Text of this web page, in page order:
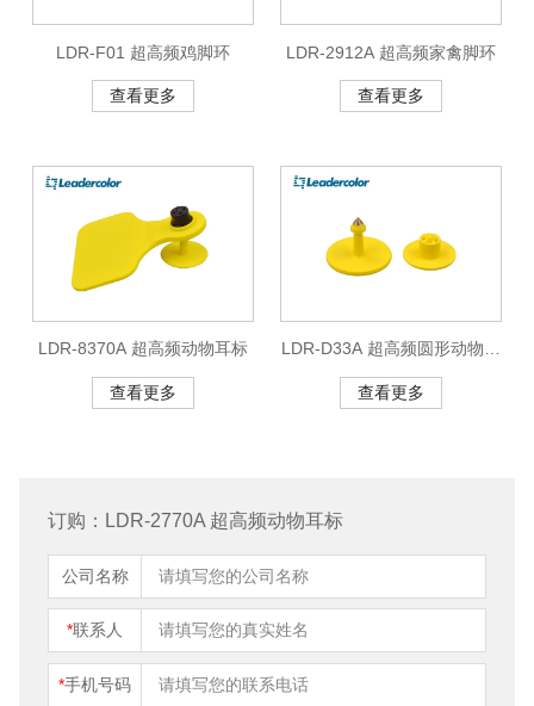
LDR-F01 超高频鸡脚环
查看更多
LDR-2912A 超高频家禽脚环
查看更多
LDR-8370A 超高频动物耳标
查看更多
LDR-D33A 超高频圆形动物耳
标
查看更多
订购：LDR-2770A 超高频动物耳标
公司名称
*联系人
*手机号码